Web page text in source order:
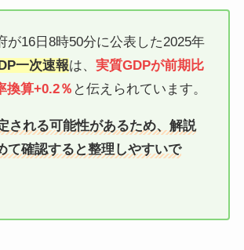
が16日8時50分に公表した2025年
一次速報は、実質GDPが前期比
換算+0.2％ と伝えられています。
される可能性があるため、解説
て確認すると整理しやすいで